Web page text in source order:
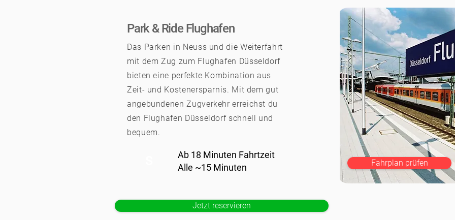
Park & Ride Flughafen
Das Parken in Neuss und die Weiterfahrt
mit dem Zug zum Flughafen Düsseldorf
bieten eine perfekte Kombination aus
Zeit- und Kostenersparnis. Mit dem gut
angebundenen Zugverkehr erreichst du
den Flughafen Düsseldorf schnell und
bequem.
Ab 18 Minuten Fahrtzeit
Alle ~15 Minuten
Fahrplan prüfen
Jetzt reservieren